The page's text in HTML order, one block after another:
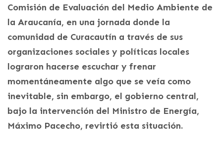
Comisión de Evaluación del Medio Ambiente de
la Araucanía, en una jornada donde la
comunidad de Curacautín a través de sus
organizaciones sociales y políticas locales
lograron hacerse escuchar y frenar
momentáneamente algo que se veía como
inevitable, sin embargo, el gobierno central,
bajo la intervención del Ministro de Energía,
Máximo Pacecho, revirtió esta situación.